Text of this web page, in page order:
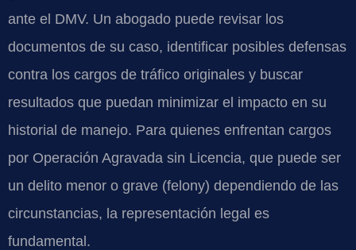
ante el DMV. Un abogado puede revisar los
documentos de su caso, identificar posibles defensas
contra los cargos de tráfico originales y buscar
resultados que puedan minimizar el impacto en su
historial de manejo. Para quienes enfrentan cargos
por Operación Agravada sin Licencia, que puede ser
un delito menor o grave (felony) dependiendo de las
circunstancias, la representación legal es
fundamental.